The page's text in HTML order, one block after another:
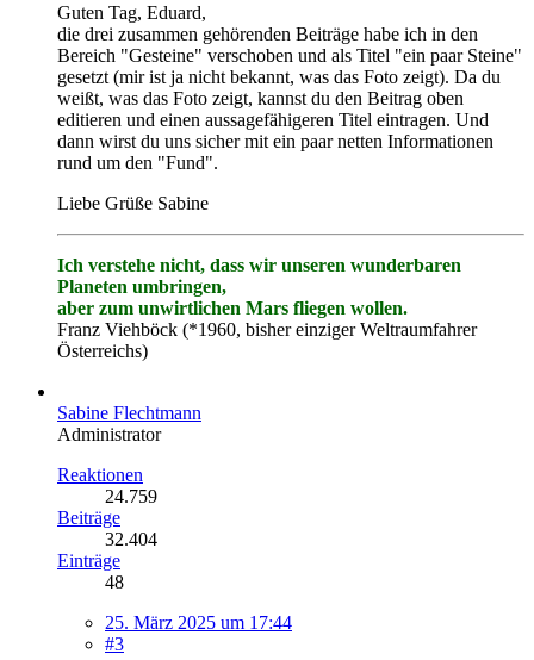
Guten Tag, Eduard,
die drei zusammen gehörenden Beiträge habe ich in den
Bereich "Gesteine" verschoben und als Titel "ein paar Steine"
gesetzt (mir ist ja nicht bekannt, was das Foto zeigt). Da du
weißt, was das Foto zeigt, kannst du den Beitrag oben
editieren und einen aussagefähigeren Titel eintragen. Und
dann wirst du uns sicher mit ein paar netten Informationen
rund um den "Fund".
Liebe Grüße Sabine
Ich verstehe nicht, dass wir unseren wunderbaren
Planeten umbringen,
aber zum unwirtlichen Mars fliegen wollen.
Franz Viehböck (*1960, bisher einziger Weltraumfahrer
Österreichs)
Sabine Flechtmann
Administrator
Reaktionen
24.759
Beiträge
32.404
Einträge
48
25. März 2025 um 17:44
#3